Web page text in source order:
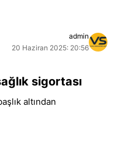
admin
20 Haziran 2025: 20:56
sigortası
altından